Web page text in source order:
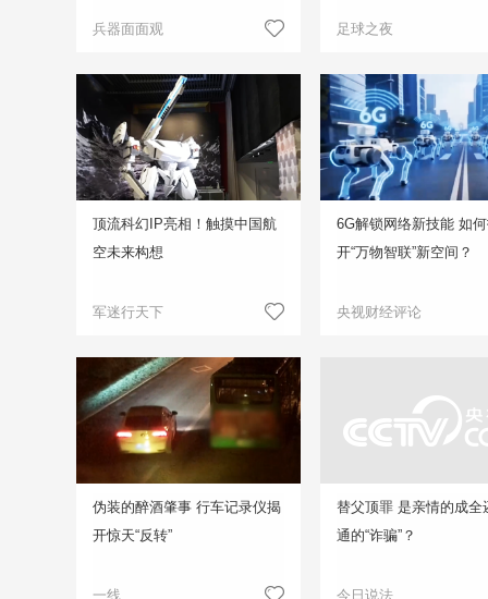
兵器面面观 足球之夜
顶流科幻IP亮相！触摸中国航
空未来构想
军迷行天下
6G解锁网络新技能 如
开“万物智联”新空间？
央视财经评论
伪装的醉酒肇事 行车记录仪揭
开惊天“反转”
一线
替父顶罪 是亲情的成全
通的“诈骗”？
今日说法